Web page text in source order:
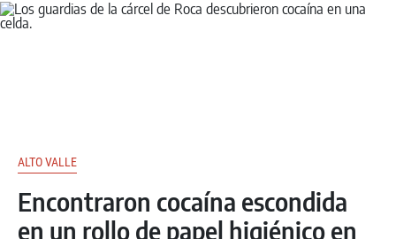
ALTO VALLE
Encontraron cocaína escondida
en un rollo de papel higiénico en